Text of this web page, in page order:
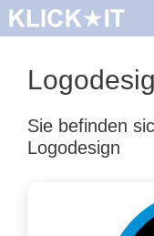
Zum
Inhalt
Sie befinden
Logodesign